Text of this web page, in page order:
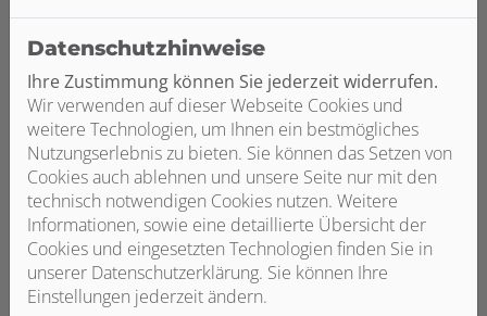
Niveau zu regeln. Ist der Druck zu hoch,
wirkt sich das negativ auf den
Wasserverbrauch und die
Geräuschentwicklung in den Armaturen
aus. Weiterer Vorteil: Schäden durch
Überdruck, wie z. B. Rohrbrüche,
werden vermieden.
Datenschutzhinweise
Ihre Zustimmung können Sie jederzeit widerrufen.
Wir verwenden auf dieser Webseite Cookies und
weitere Technologien, um Ihnen ein bestmögliches
Nutzungserlebnis zu bieten. Sie können das Setzen von
Cookies auch ablehnen und unsere Seite nur mit den
technisch notwendigen Cookies nutzen. Weitere
Informationen, sowie eine detaillierte Übersicht der
Cookies und eingesetzten Technologien finden Sie in
unserer Datenschutzerklärung. Sie können Ihre
Einstellungen jederzeit ändern.